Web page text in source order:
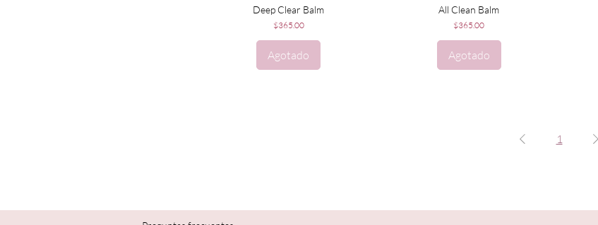
Vista rápida
Deep Clear Balm
Precio
$365.00
Agotado
Vista rápida
All Clean Balm
Precio
$365.00
Agotado
1